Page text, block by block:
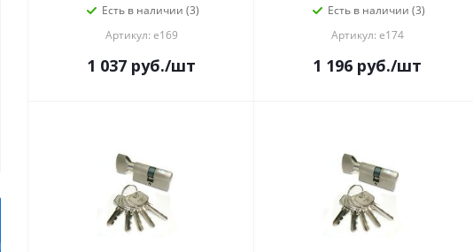
Есть в наличии (3)
Артикул: е169
1 037 руб./шт
Есть в наличии (3)
Артикул: е174
1 196 руб./шт